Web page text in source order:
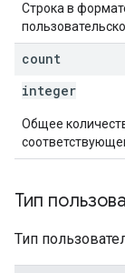
Строка в
count
integer
Общее
Тип
Тип